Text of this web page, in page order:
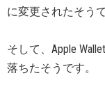
に変更されたそうで
そして、Apple
落ちたそうです。